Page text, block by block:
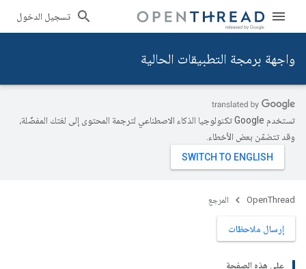
تسجيل الدخول
واجهة برمجة التطبيقات الحالية
تستخدم Google تكنولوجيا الذكاء الاصطناعي لترجمة المحتوى إلى لغتك المفضّلة،
وقد تتضمّن بعض الأخطاء.
OpenThread المرجع
إرسال ملاحظات
على هذه الصفحة